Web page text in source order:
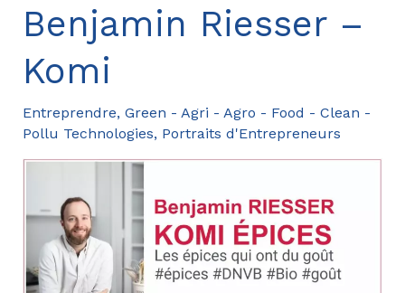
sur
le
microbiote
intestinal
Benjamin Riesser –
Komi
Entreprendre, Green - Agri - Agro - Food - Clean -
Pollu Technologies, Portraits d'Entrepreneurs